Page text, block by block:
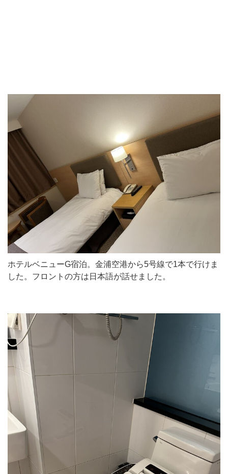
ホテルベニューG宿泊。金浦空港から5号線で1本で行けま
した。フロントの方は日本語が話せました。